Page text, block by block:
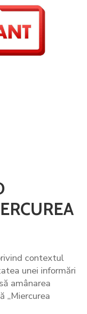
contextul
unei informări
amânarea
„Miercurea